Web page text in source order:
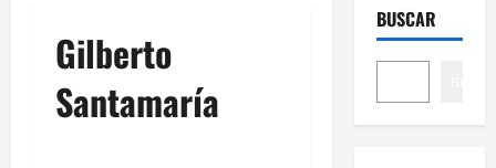
Gilberto
Santamaría
BUSCAR